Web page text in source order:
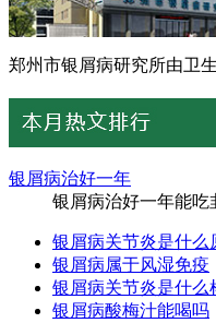
郑州市银屑病研究所由卫
银屑病治好一年
银屑病治好一年能吃
银屑病关节炎是什么
银屑病属于风湿免疫
银屑病关节炎是什么
银屑病酸梅汁能喝吗